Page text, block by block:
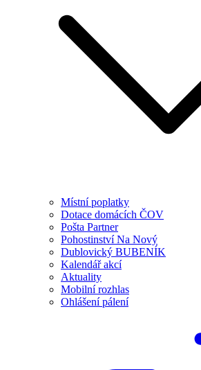
Místní poplatky
Dotace domácích ČOV
Pošta Partner
Pohostinství Na Nový
Dublovický BUBENÍK
Kalendář akcí
Aktuality
Mobilní rozhlas
Ohlášení pálení